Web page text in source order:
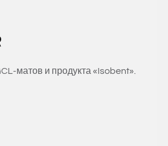
и продукта «Isobent».